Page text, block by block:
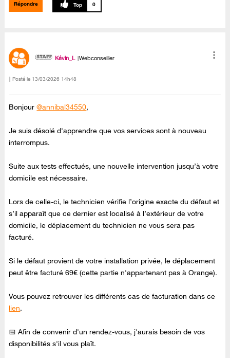
Répondre 0
Kévin_L Webconseiller
Posté le ‎13/03/2026 14h48
Bonjour@annibal34550,
Je suis désolé d'apprendre que vos services sont à nouveau
interrompus.
Suite aux tests effectués, une nouvelle intervention jusqu’à votre
domicile est nécessaire.
Lors de celle-ci, le technicien vérifie l’origine exacte du défaut et
s’il apparaît que ce dernier est localisé à l’extérieur de votre
domicile, le déplacement du technicien ne vous sera pas
facturé.
Si le défaut provient de votre installation privée, le déplacement
peut être facturé 69€ (cette partie n'appartenant pas à Orange).
Vous pouvez retrouver les différents cas de facturation dans ce
lien.
📅 Afin de convenir d'un rendez-vous, j'aurais besoin de vos
disponibilités s'il vous plaît.